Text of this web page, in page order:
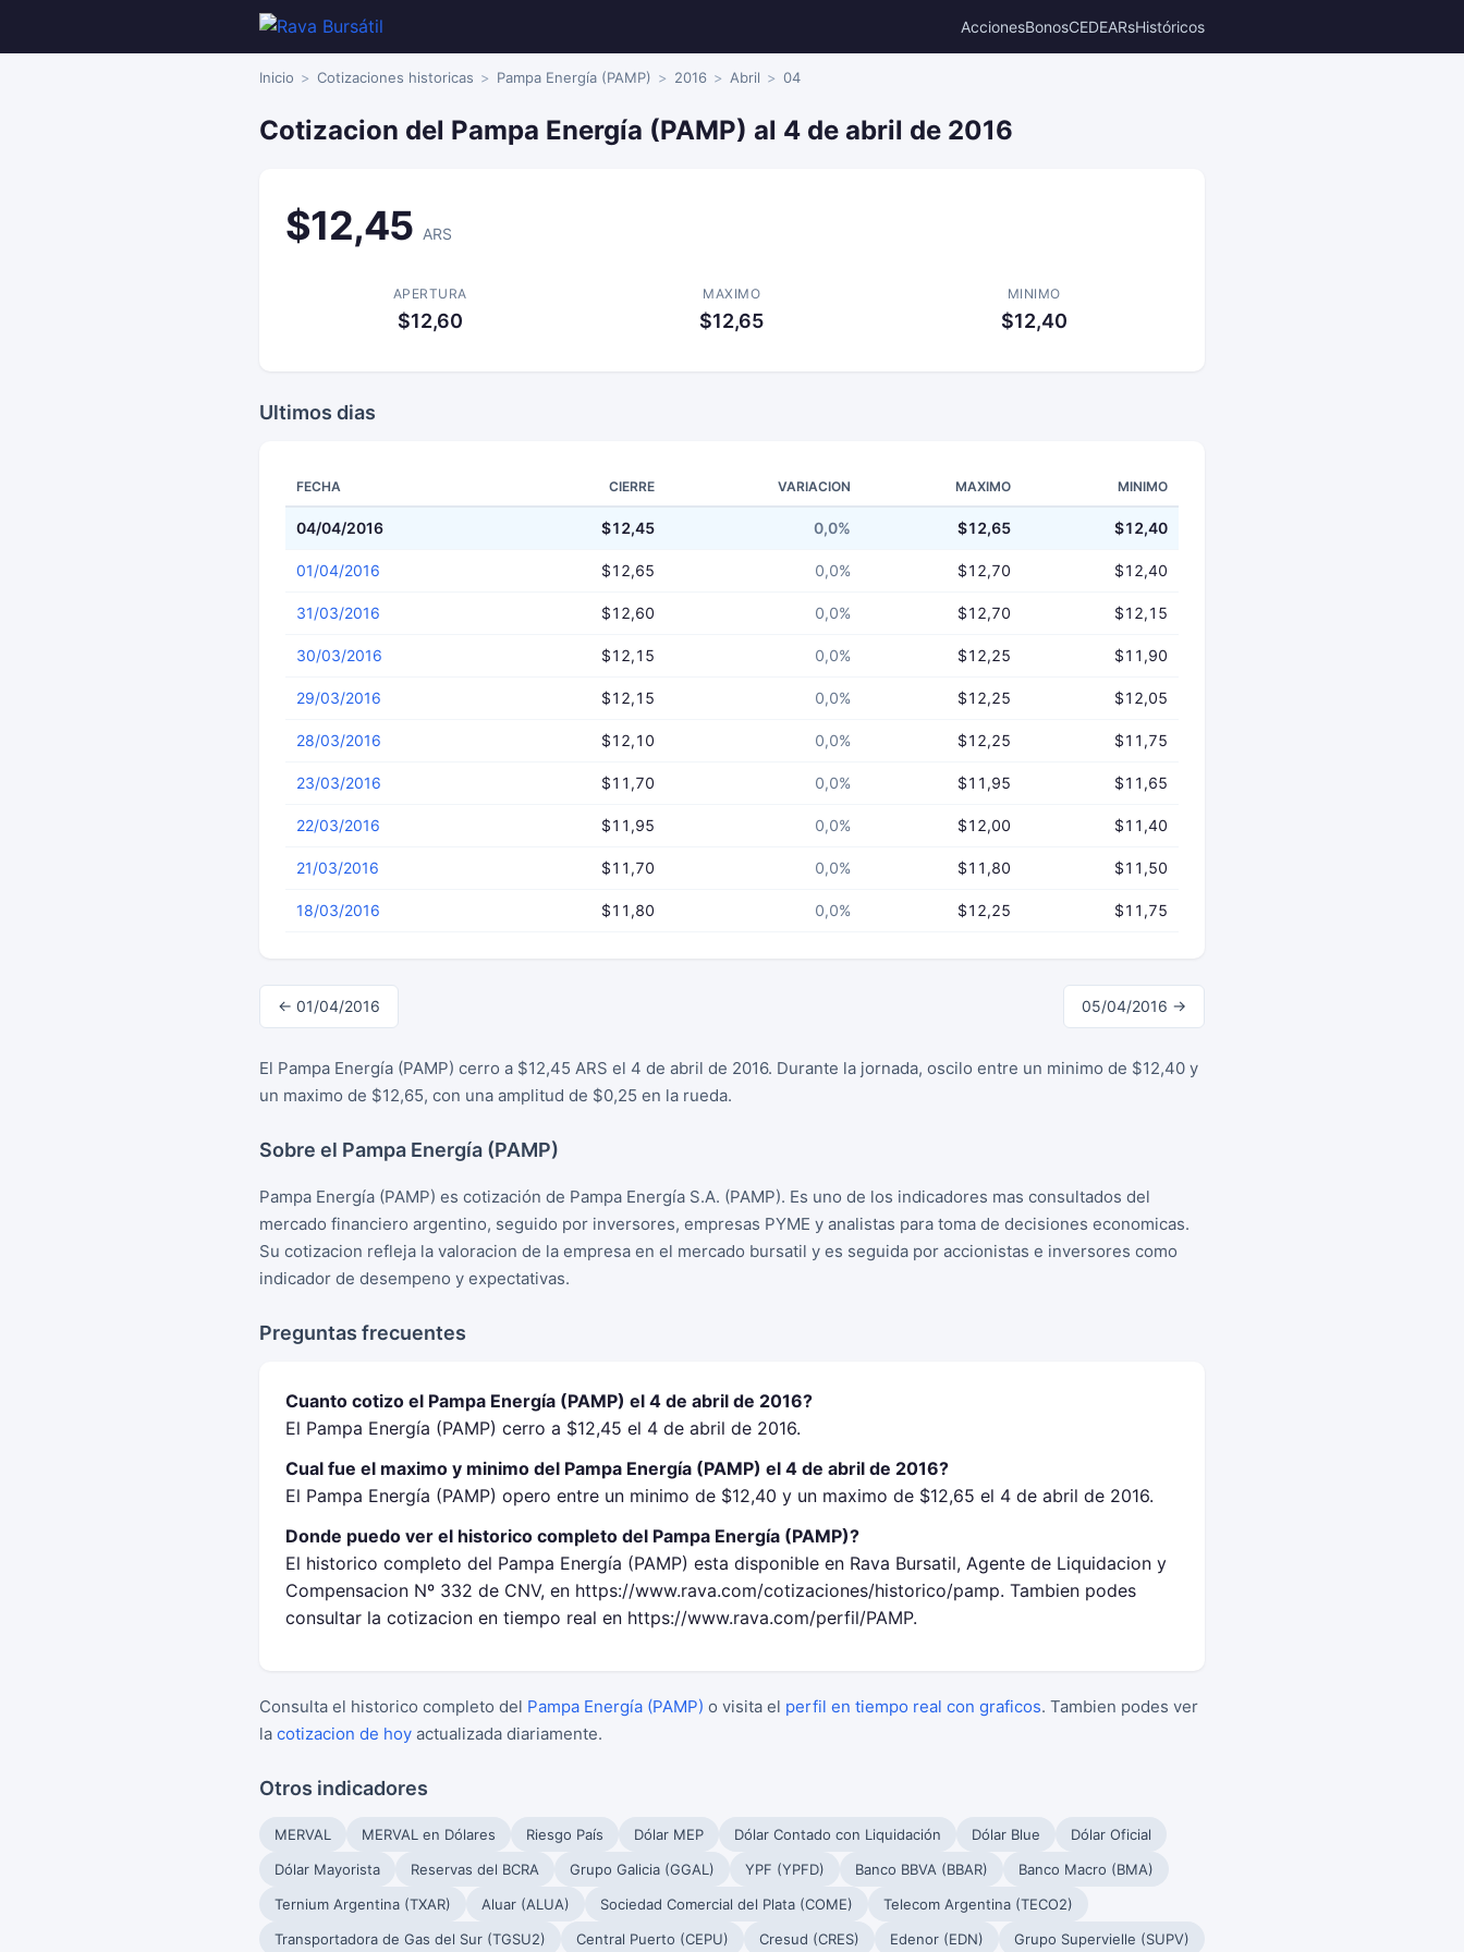
AccionesBonosCEDEARsHistóricos
Inicio Cotizaciones historicas Pampa Energía (PAMP) 2016 Abril 04
Cotizacion del Pampa Energía (PAMP) al 4 de abril de 2016
$12,45 ARS
APERTURA
$12,60
MAXIMO
$12,65
MINIMO
$12,40
Ultimos dias
FECHA CIERRE VARIACION MAXIMO MINIMO
04/04/2016 $12,45 0,0% $12,65 $12,40
01/04/2016 $12,65 0,0% $12,70 $12,40
31/03/2016 $12,60 0,0% $12,70 $12,15
30/03/2016 $12,15 0,0% $12,25 $11,90
29/03/2016 $12,15 0,0% $12,25 $12,05
28/03/2016 $12,10 0,0% $12,25 $11,75
23/03/2016 $11,70 0,0% $11,95 $11,65
22/03/2016 $11,95 0,0% $12,00 $11,40
21/03/2016 $11,70 0,0% $11,80 $11,50
18/03/2016 $11,80 0,0% $12,25 $11,75
← 01/04/2016 05/04/2016 →
El Pampa Energía (PAMP) cerro a $12,45 ARS el 4 de abril de 2016. Durante la jornada, oscilo entre un minimo de $12,40 y
un maximo de $12,65, con una amplitud de $0,25 en la rueda.
Sobre el Pampa Energía (PAMP)
Pampa Energía (PAMP) es cotización de Pampa Energía S.A. (PAMP). Es uno de los indicadores mas consultados del
mercado financiero argentino, seguido por inversores, empresas PYME y analistas para toma de decisiones economicas.
Su cotizacion refleja la valoracion de la empresa en el mercado bursatil y es seguida por accionistas e inversores como
indicador de desempeno y expectativas.
Preguntas frecuentes
Cuanto cotizo el Pampa Energía (PAMP) el 4 de abril de 2016?
El Pampa Energía (PAMP) cerro a $12,45 el 4 de abril de 2016.
Cual fue el maximo y minimo del Pampa Energía (PAMP) el 4 de abril de 2016?
El Pampa Energía (PAMP) opero entre un minimo de $12,40 y un maximo de $12,65 el 4 de abril de 2016.
Donde puedo ver el historico completo del Pampa Energía (PAMP)?
El historico completo del Pampa Energía (PAMP) esta disponible en Rava Bursatil, Agente de Liquidacion y
Compensacion Nº 332 de CNV, en https://www.rava.com/cotizaciones/historico/pamp. Tambien podes
consultar la cotizacion en tiempo real en https://www.rava.com/perfil/PAMP.
Consulta el historico completo del Pampa Energía (PAMP) o visita el perfil en tiempo real con graficos. Tambien podes ver
la cotizacion de hoy actualizada diariamente.
Otros indicadores
MERVAL MERVAL en Dólares Riesgo País Dólar MEP Dólar Contado con Liquidación Dólar Blue
Dólar Oficial
Dólar Mayorista
Reservas del BCRA Grupo Galicia (GGAL) YPF (YPFD) Banco BBVA (BBAR)
Banco Macro (BMA)
Ternium Argentina (TXAR)
Aluar (ALUA) Sociedad Comercial del Plata (COME)
Telecom Argentina (TECO2)
Transportadora de Gas del Sur (TGSU2)
Central Puerto (CEPU) Cresud (CRES) Edenor (EDN) Grupo Supervielle (SUPV)